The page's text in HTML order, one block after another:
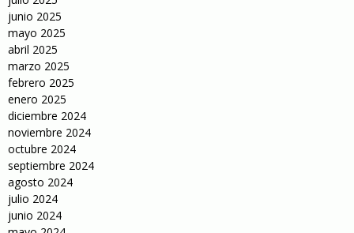
junio 2025
mayo 2025
abril 2025
marzo 2025
febrero 2025
enero 2025
diciembre 2024
noviembre 2024
octubre 2024
septiembre 2024
agosto 2024
julio 2024
junio 2024